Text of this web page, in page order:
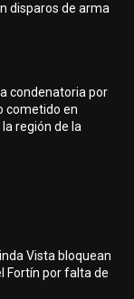
disparos de arma
condenatoria por
cometido en
región de la
Vista bloquean
Fortín por falta de